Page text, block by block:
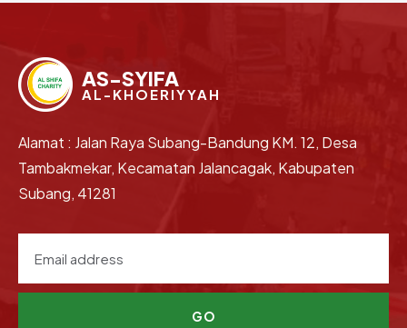
AS-SYIFA
AL-KHOERIYYAH
Alamat : Jalan Raya Subang-Bandung KM. 12, Desa
Tambakmekar, Kecamatan Jalancagak, Kabupaten
Subang, 41281
GO